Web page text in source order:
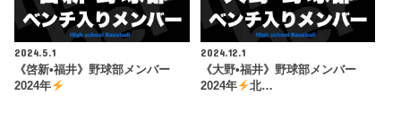
2024.5.1
《啓新•福井》野球部メンバー
2024年
2024.12.1
《大野•福井》野球部メンバー
2024年
北…